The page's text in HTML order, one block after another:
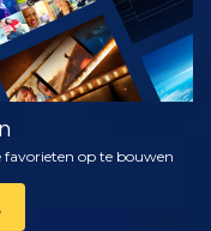
favorieten op te bouwen